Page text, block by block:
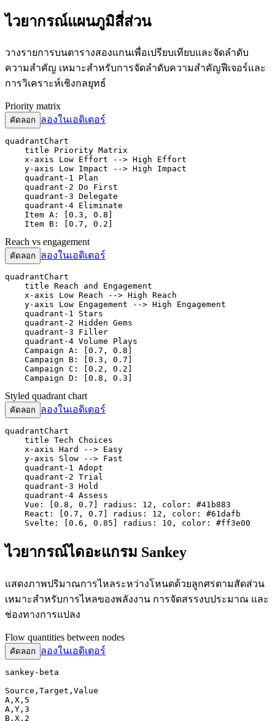
ไวยากรณ์แผนภูมิสี่ส่วน
วางรายการบนตารางสองแกนเพื่อเปรียบเทียบและจัดลำดับ
ความสำคัญ เหมาะสำหรับการจัดลำดับความสำคัญฟีเจอร์และ
การวิเคราะห์เชิงกลยุทธ์
Priority matrix
คัดลอก ลองในเอดิเตอร์
quadrantChart
    title Priority Matrix
    x-axis Low Effort --> High Effort
    y-axis Low Impact --> High Impact
    quadrant-1 Plan
    quadrant-2 Do First
    quadrant-3 Delegate
    quadrant-4 Eliminate
    Item A: [0.3, 0.8]
    Item B: [0.7, 0.2]
Reach vs engagement
คัดลอก ลองในเอดิเตอร์
quadrantChart
    title Reach and Engagement
    x-axis Low Reach --> High Reach
    y-axis Low Engagement --> High Engagement
    quadrant-1 Stars
    quadrant-2 Hidden Gems
    quadrant-3 Filler
    quadrant-4 Volume Plays
    Campaign A: [0.7, 0.8]
    Campaign B: [0.3, 0.7]
    Campaign C: [0.2, 0.2]
    Campaign D: [0.8, 0.3]
Styled quadrant chart
คัดลอก ลองในเอดิเตอร์
quadrantChart
    title Tech Choices
    x-axis Hard --> Easy
    y-axis Slow --> Fast
    quadrant-1 Adopt
    quadrant-2 Trial
    quadrant-3 Hold
    quadrant-4 Assess
    Vue: [0.8, 0.7] radius: 12, color: #41b883
    React: [0.7, 0.7] radius: 12, color: #61dafb
    Svelte: [0.6, 0.85] radius: 10, color: #ff3e00
ไวยากรณ์ไดอะแกรม Sankey
แสดงภาพปริมาณการไหลระหว่างโหนดด้วยลูกศรตามสัดส่วน
เหมาะสำหรับการไหลของพลังงาน การจัดสรรงบประมาณ และ
ช่องทางการแปลง
Flow quantities between nodes
คัดลอก ลองในเอดิเตอร์
sankey-beta
Source,Target,Value
A,X,5
A,Y,3
B,X,2